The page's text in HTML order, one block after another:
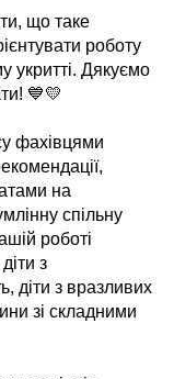
що таке
роботу
укритті. Дякуємо
💙💛
фахівцями
на
спільну
роботі
з
діти з вразливих
зі складними